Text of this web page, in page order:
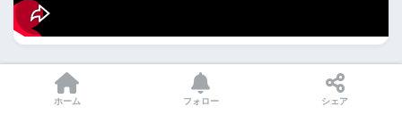
旧キット1/144ガンダム頭部後ハメ
ホーム フォロー シェア